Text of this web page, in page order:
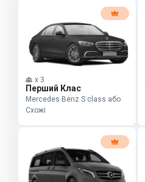
x 3
Перший Клас
Mercedes Benz S class або
Схожі